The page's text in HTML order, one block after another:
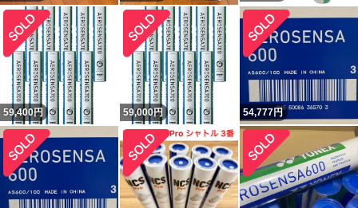
59,400円 59,000円 54,777円